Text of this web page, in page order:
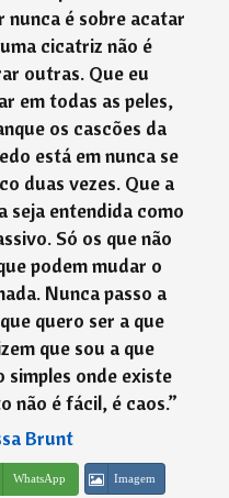
nunca é sobre acatar
cicatriz não é
outras. Que eu
em todas as peles,
os cascões da
está em nunca se
duas vezes. Que a
seja entendida como
Só os que não
podem mudar o
Nunca passo a
quero ser a que
que sou a que
simples onde existe
não é fácil, é caos.”
Brunt
WhatsApp Imagem